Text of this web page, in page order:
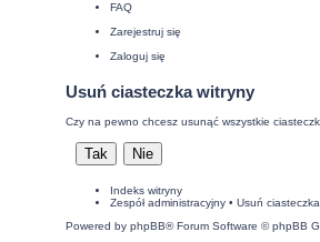
FAQ
Zarejestruj się
Zaloguj się
Usuń ciasteczka witryny
Czy na pewno chcesz usunąć wszystkie
Indeks witryny
Zespół administracyjny• Usuń
Powered by phpBB® Forum Software © phpBB